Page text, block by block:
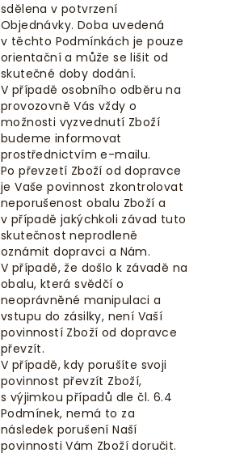
sdělena v potvrzení
Objednávky. Doba uvedená
v těchto Podmínkách je pouze
orientační a může se lišit od
skutečné doby dodání.
V případě osobního odběru na
provozovně Vás vždy o
možnosti vyzvednutí Zboží
budeme informovat
prostřednictvím e-mailu.
Po převzetí Zboží od dopravce
je Vaše povinnost zkontrolovat
neporušenost obalu Zboží a
v případě jakýchkoli závad tuto
skutečnost neprodleně
oznámit dopravci a Nám.
V případě, že došlo k závadě na
obalu, která svědčí o
neoprávněné manipulaci a
vstupu do zásilky, není Vaší
povinností Zboží od dopravce
převzít.
V případě, kdy porušíte svoji
povinnost převzít Zboží,
s výjimkou případů dle čl. 6.4
Podmínek, nemá to za
následek porušení Naší
povinnosti Vám Zboží doručit.